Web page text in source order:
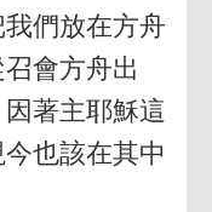
們放在方舟
會方舟出
著主耶穌這
也該在其中